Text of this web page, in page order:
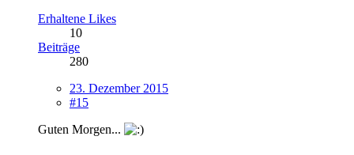
Erhaltene Likes
10
Beiträge
280
23. Dezember 2015
#15
Guten Morgen...